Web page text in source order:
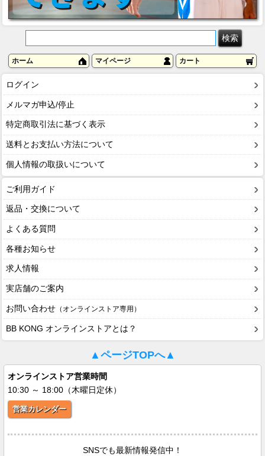
ホーム マイページ カート
ログイン
メルマガ申込/停止
特定商取引法に基づく表示
送料とお支払い方法について
個人情報の取扱いについて
ご利用ガイド
返品・交換について
よくある質問
各種お知らせ
求人情報
実店舗のご案内
お問い合わせ （オンラインストア専用）
BB KONG オンラインストアとは？
▲ページTOPへ▲
オンラインストア営業時間
10:30 ～ 18:00（木曜日定休）
営業カレンダー
SNSでも最新情報発信中！